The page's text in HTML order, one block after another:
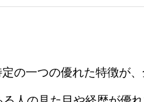
の一つの優れた特徴が